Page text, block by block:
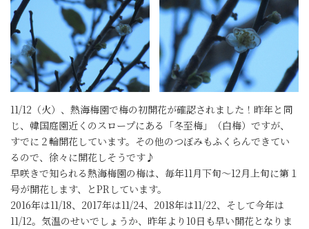
11/12（火）、熱海梅園で梅の初開花が確認されました！昨年と同
じ、韓国庭園近くのスロープにある「冬至梅」（白梅）ですが、
すでに２輪開花しています。その他のつぼみもふくらんできてい
るので、徐々に開花しそうです♪
早咲きで知られる熱海梅園の梅は、毎年11月下旬～12月上旬に第１
号が開花します、とPRしています。
2016年は11/18、2017年は11/24、2018年は11/22、そして今年は
11/12。気温のせいでしょうか、昨年より10日も早い開花となりま